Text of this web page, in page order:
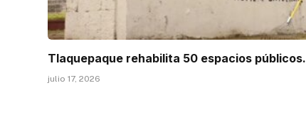
Tlaquepaque rehabilita 50 espacios públicos.
julio 17, 2026